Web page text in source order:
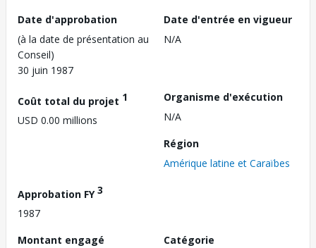
Date d'approbation
(à la date de présentation au
Conseil)
30 juin 1987
Date d'entrée en vigueur
N/A
Coût total du projet 1
USD 0.00 millions
Organisme d'exécution
N/A
Région
Amérique latine et Caraïbes
Approbation FY3
1987
Montant engagé
Catégorie